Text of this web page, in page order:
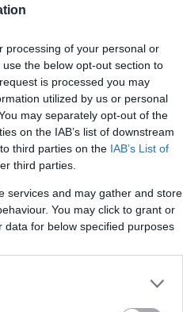
processing of your personal or
the below opt-out section to
is processed you may
utilized by us or personal
may separately opt-out of the
on the IAB’s list of downstream
third parties on the IAB’s List of
third parties.
services and may gather and store
You may click to grant or
for below specified purposes